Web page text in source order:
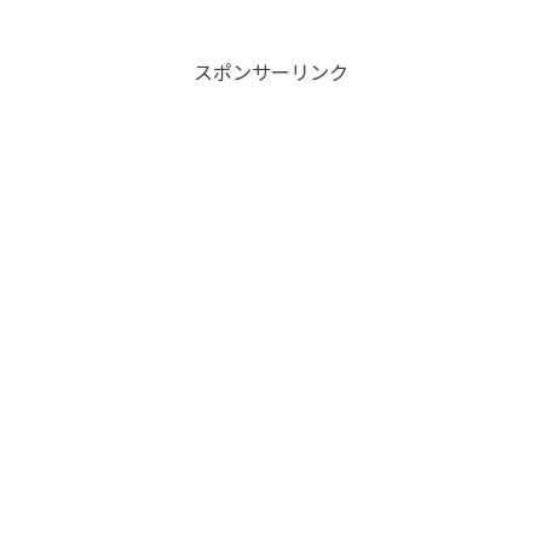
スポンサーリンク